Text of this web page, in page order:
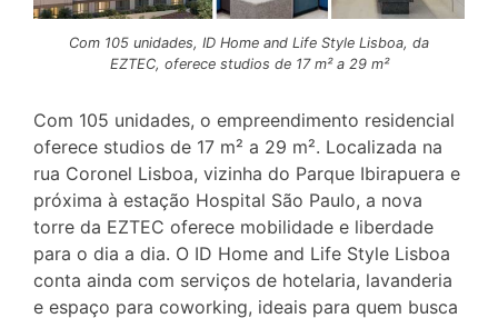
Com 105 unidades, ID Home and Life Style Lisboa, da
EZTEC, oferece studios de 17 m² a 29 m²
Com 105 unidades, o empreendimento residencial
oferece studios de 17 m² a 29 m². Localizada na
rua Coronel Lisboa, vizinha do Parque Ibirapuera e
próxima à estação Hospital São Paulo, a nova
torre da EZTEC oferece mobilidade e liberdade
para o dia a dia. O ID Home and Life Style Lisboa
conta ainda com serviços de hotelaria, lavanderia
e espaço para coworking, ideais para quem busca